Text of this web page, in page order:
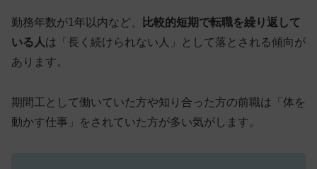
勤務年数が1年以内など、
比較的短期で転職を繰り返して
いる人 は「長く続けられない人」として落とされる傾向が
あります。
期間工として働いていた方や知り合った方の前職は「体を
動かす仕事」をされていた方が多い気がします。